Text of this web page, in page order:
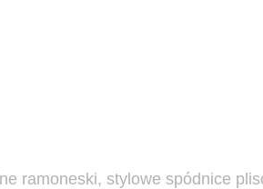
ramoneski, stylowe spódnice